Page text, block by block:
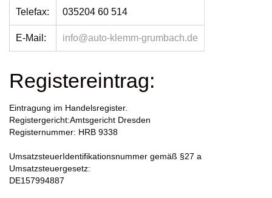
Telefax: 035204 60 514
E-Mail: info@auto-klemm-grumbach.de
Registereintrag:
Eintragung im Handelsregister.
Registergericht:Amtsgericht Dresden
Registernummer: HRB 9338
UmsatzsteuerIdentifikationsnummer gemäß §27 a
Umsatzsteuergesetz:
DE157994887